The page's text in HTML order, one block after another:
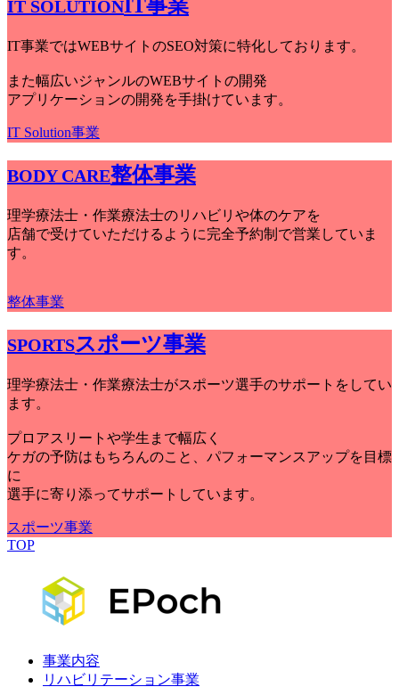
IT SOLUTIONIT事業
IT事業ではWEBサイトのSEO対策に特化しております。
また幅広いジャンルのWEBサイトの開発
アプリケーションの開発を手掛けています。
IT Solution事業
BODY CARE整体事業
理学療法士・作業療法士のリハビリや体のケアを
店舗で受けていただけるように完全予約制で営業していま
す。
整体事業
SPORTSスポーツ事業
理学療法士・作業療法士がスポーツ選手のサポートをしてい
ます。
プロアスリートや学生まで幅広く
ケガの予防はもちろんのこと、パフォーマンスアップを目標
に
選手に寄り添ってサポートしています。
スポーツ事業
TOP
事業内容
リハビリテーション事業